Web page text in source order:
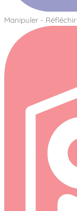
Manipuler - Réfléchir